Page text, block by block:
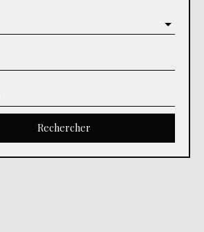
Rechercher